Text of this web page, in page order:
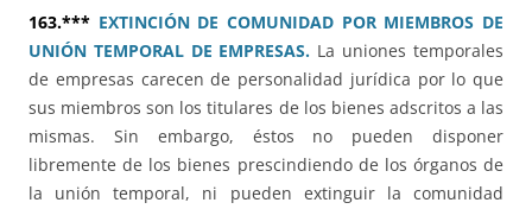
163.*** EXTINCIÓN DE COMUNIDAD POR MIEMBROS DE
UNIÓN TEMPORAL DE EMPRESAS. La uniones temporales
de empresas carecen de personalidad jurídica por lo que
sus miembros son los titulares de los bienes adscritos a las
mismas. Sin embargo, éstos no pueden disponer
libremente de los bienes prescindiendo de los órganos de
la unión temporal, ni pueden extinguir la comunidad